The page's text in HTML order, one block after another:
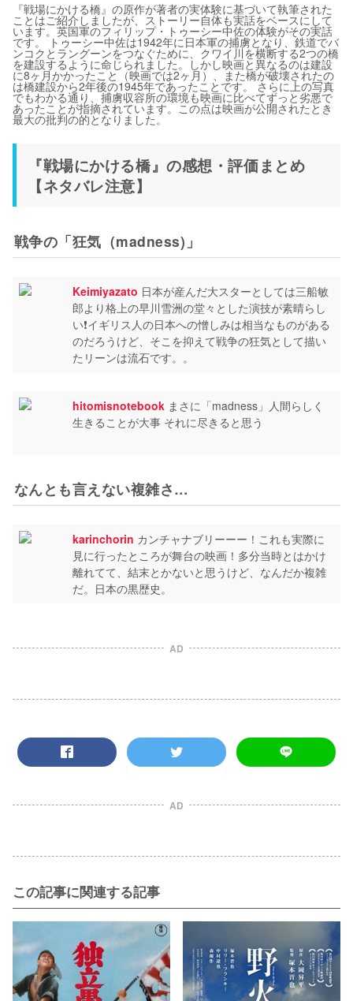
『戦場にかける橋』の原作が著者の実体験に基づいて執筆された
ことはご紹介しましたが、ストーリー自体も実話をベースにして
います。英国軍のフィリップ・トゥーシー中佐の体験がその実話
です。 トゥーシー中佐は1942年に日本軍の捕虜となり、鉄道でバ
ンコクとラングーンをつなぐために、クワイ川を横断する2つの橋
を建設するように命じられました。しかし映画と異なるのは建設
に8ヶ月かかったこと（映画では2ヶ月）、また橋が破壊されたの
は橋建設から2年後の1945年であったことです。 さらに上の写真
でもわかる通り、捕虜収容所の環境も映画に比べてずっと劣悪で
あったことが指摘されています。この点は映画が公開されたとき
最大の批判の的となりました。
『戦場にかける橋』の感想・評価まとめ
【ネタバレ注意】
戦争の「狂気（madness)」
Keimiyazato 日本が産んだ大スターとしては三船敏
郎より格上の早川雪洲の堂々とした演技が素晴らし
い❗イギリス人の日本への憎しみは相当なものがある
のだろうけど、そこを抑えて戦争の狂気として描い
たリーンは流石です。。
hitomisnotebook まさに「madness」人間らしく
生きることが大事 それに尽きると思う
なんとも言えない複雑さ…
karinchorin カンチャナブリーーー！これも実際に
見に行ったところが舞台の映画！多分当時とはかけ
離れてて、結末とかないと思うけど、なんだか複雑
だ。日本の黒歴史。
AD
AD
この記事に関連する記事